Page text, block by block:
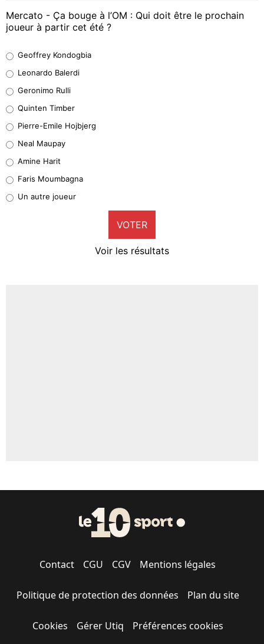
Mercato - Ça bouge à l’OM : Qui doit être le prochain
joueur à partir cet été ?
38%
32%
5%
1%
9%
Geoffrey Kondogbia
Leonardo Balerdi
Geronimo Rulli
Quinten Timber
Pierre-Emile Hojbjerg
Neal Maupay
Amine Harit
Faris Moumbagna
Un autre joueur
VOTER
Voir les résultats
Contact CGU CGV Mentions légales
Politique de protection des données Plan du site
Cookies Gérer Utiq Préférences cookies